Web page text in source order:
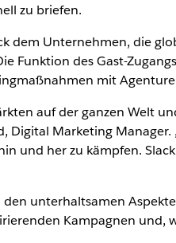
zu briefen.
dem Unternehmen, die
Funktion des Gast-
mit
auf der ganzen Welt
Digital Marketing
und her zu kämpfen.
unterhaltsamen
Kampagnen und,